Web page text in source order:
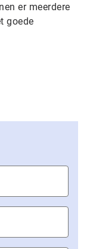
er meerdere
goede